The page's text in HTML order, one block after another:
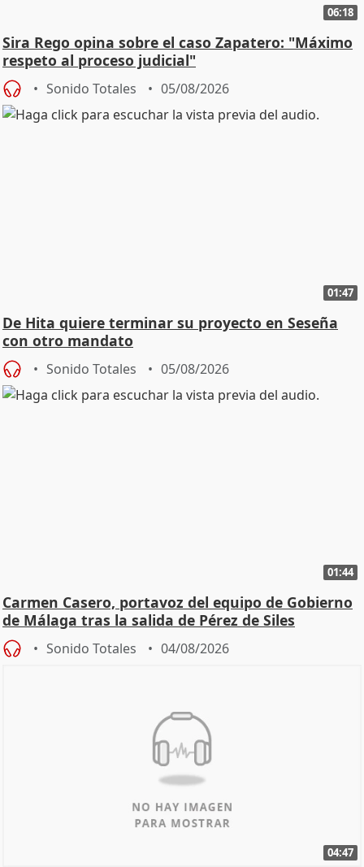
06:18
Sira Rego opina sobre el caso Zapatero: "Máximo
respeto al proceso judicial"
Sonido Totales 05/08/2026
01:47
De Hita quiere terminar su proyecto en Seseña
con otro mandato
Sonido Totales 05/08/2026
01:44
Carmen Casero, portavoz del equipo de Gobierno
de Málaga tras la salida de Pérez de Siles
Sonido Totales 04/08/2026
04:47